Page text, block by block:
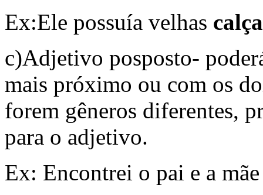
Ex:Ele possuía velhas
c)Adjetivo posposto-
mais próximo ou com os
forem gêneros diferentes,
para o adjetivo.
Ex: Encontrei o pai e a